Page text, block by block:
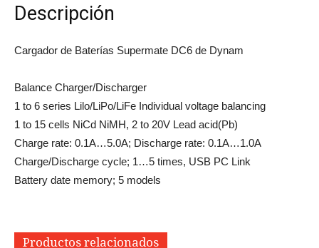
Descripción
Cargador de Baterías Supermate DC6 de Dynam
Balance Charger/Discharger
1 to 6 series Lilo/LiPo/LiFe Individual voltage balancing
1 to 15 cells NiCd NiMH, 2 to 20V Lead acid(Pb)
Charge rate: 0.1A…5.0A; Discharge rate: 0.1A…1.0A
Charge/Discharge cycle; 1…5 times, USB PC Link
Battery date memory; 5 models
Productos relacionados